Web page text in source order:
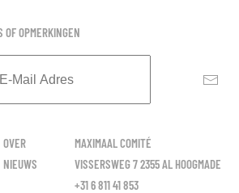
OF OPMERKINGEN
OVER
NIEUWS
MAXIMAAL COMITÉ
VISSERSWEG 7 2355 AL HOOGMADE
+31 6 811 41 853